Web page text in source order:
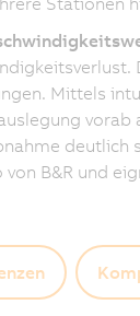
Mittels
deutlich
B&R und